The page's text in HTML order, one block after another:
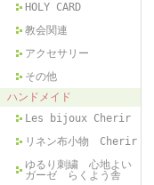
HOLY CARD
教会関連
アクセサリー
その他
ハンドメイド
Les bijoux Cherir
リネン布小物 Cherir
ゆるり刺繍 心地よい
ガーゼ らくよう舎